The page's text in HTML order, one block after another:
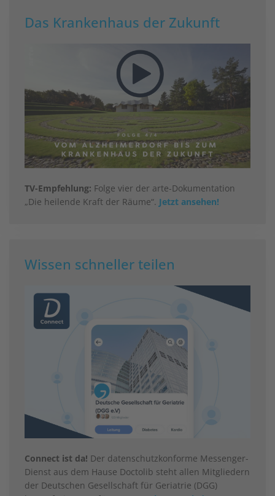
Das Krankenhaus der Zukunft
TV-Empfehlung: Folge vier der arte-Dokumentation
„Die heilende Kraft der Räume“. Jetzt ansehen!
Wissen schneller teilen
Connect ist da! Der datenschutzkonforme Messenger-
Dienst aus dem Hause Doctolib steht allen Mitgliedern
der Deutschen Gesellschaft für Geriatrie (DGG)